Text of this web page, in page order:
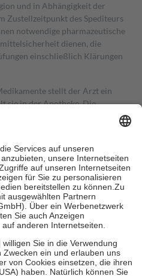
und in Abhängigkeit der
Zustellzeitpunkt des Spediteurs
notwendige pharmazeutische
dienen, die
einschließlich Klärungen
stellt der Arzt ein
sie in der Apotheke. Die
übernimmt in der Regel die
einen Teil davon als Zuzahlung
in Höhe von zehn
jedochfünf Euround
nie mehr als die tatsächlichen
auch für Online-Apotheken.
beträgt die
sowie zehn Euro je
für ihre eigene Gesundheit zu
der Familie zu unterstützen,